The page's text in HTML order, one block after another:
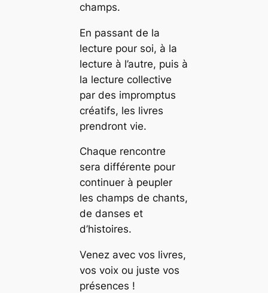
champs.
En passant de la
lecture pour soi, à la
lecture à l’autre, puis à
la lecture collective
par des impromptus
créatifs, les livres
prendront vie.
Chaque rencontre
sera différente pour
continuer à peupler
les champs de chants,
de danses et
d’histoires.
Venez avec vos livres,
vos voix ou juste vos
présences !